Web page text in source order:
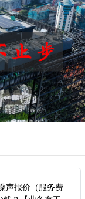
声报价（服务费